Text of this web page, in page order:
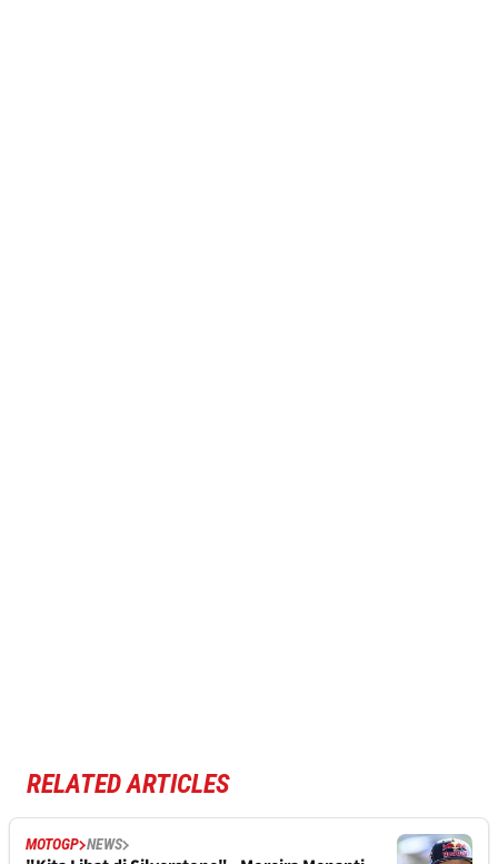
RELATED ARTICLES
MOTOGP NEWS